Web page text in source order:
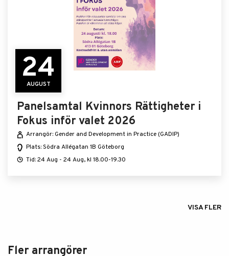
24
AUGUST
Panelsamtal Kvinnors Rättigheter i
Fokus inför valet 2026
Arrangör: Gender and Development in Practice (GADIP)
Plats: Södra Allégatan 1B Göteborg
Tid: 24 Aug - 24 Aug, kl 18.00-19.30
VISA FLER
Fler arrangörer